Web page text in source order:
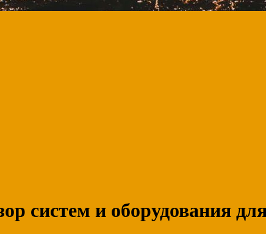
систем и оборудования